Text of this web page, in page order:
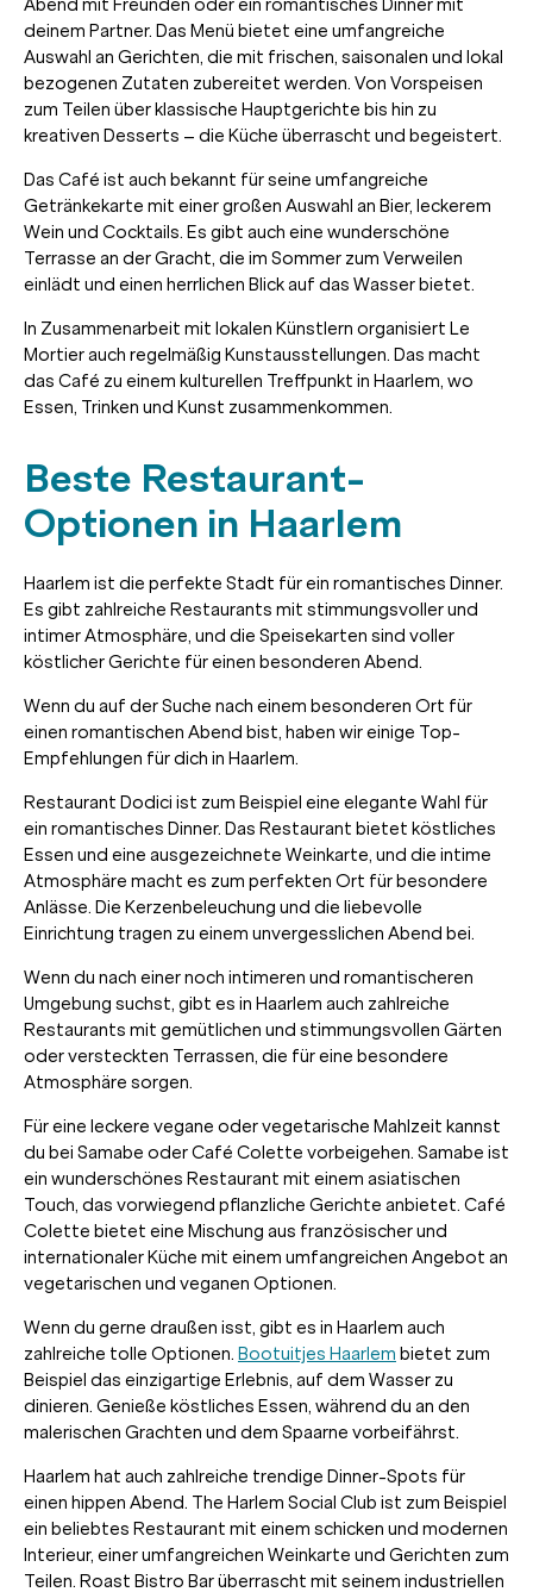
deinem Partner. Das Menü bietet eine umfangreiche
Auswahl an Gerichten, die mit frischen, saisonalen und lokal
bezogenen Zutaten zubereitet werden. Von Vorspeisen
zum Teilen über klassische Hauptgerichte bis hin zu
kreativen Desserts – die Küche überrascht und begeistert.
Das Café ist auch bekannt für seine umfangreiche
Getränkekarte mit einer großen Auswahl an Bier, leckerem
Wein und Cocktails. Es gibt auch eine wunderschöne
Terrasse an der Gracht, die im Sommer zum Verweilen
einlädt und einen herrlichen Blick auf das Wasser bietet.
In Zusammenarbeit mit lokalen Künstlern organisiert Le
Mortier auch regelmäßig Kunstausstellungen. Das macht
das Café zu einem kulturellen Treffpunkt in Haarlem, wo
Essen, Trinken und Kunst zusammenkommen.
Beste Restaurant-
Optionen in Haarlem
Haarlem ist die perfekte Stadt für ein romantisches Dinner.
Es gibt zahlreiche Restaurants mit stimmungsvoller und
intimer Atmosphäre, und die Speisekarten sind voller
köstlicher Gerichte für einen besonderen Abend.
Wenn du auf der Suche nach einem besonderen Ort für
einen romantischen Abend bist, haben wir einige Top-
Empfehlungen für dich in Haarlem.
Restaurant Dodici ist zum Beispiel eine elegante Wahl für
ein romantisches Dinner. Das Restaurant bietet köstliches
Essen und eine ausgezeichnete Weinkarte, und die intime
Atmosphäre macht es zum perfekten Ort für besondere
Anlässe. Die Kerzenbeleuchung und die liebevolle
Einrichtung tragen zu einem unvergesslichen Abend bei.
Wenn du nach einer noch intimeren und romantischeren
Umgebung suchst, gibt es in Haarlem auch zahlreiche
Restaurants mit gemütlichen und stimmungsvollen Gärten
oder versteckten Terrassen, die für eine besondere
Atmosphäre sorgen.
Für eine leckere vegane oder vegetarische Mahlzeit kannst
du bei Samabe oder Café Colette vorbeigehen. Samabe ist
ein wunderschönes Restaurant mit einem asiatischen
Touch, das vorwiegend pflanzliche Gerichte anbietet. Café
Colette bietet eine Mischung aus französischer und
internationaler Küche mit einem umfangreichen Angebot an
vegetarischen und veganen Optionen.
Wenn du gerne draußen isst, gibt es in Haarlem auch
zahlreiche tolle Optionen. Bootuitjes Haarlem bietet zum
Beispiel das einzigartige Erlebnis, auf dem Wasser zu
dinieren. Genieße köstliches Essen, während du an den
malerischen Grachten und dem Spaarne vorbeifährst.
Haarlem hat auch zahlreiche trendige Dinner-Spots für
einen hippen Abend. The Harlem Social Club ist zum Beispiel
ein beliebtes Restaurant mit einem schicken und modernen
Interieur, einer umfangreichen Weinkarte und Gerichten zum
Teilen. Roast Bistro Bar überrascht mit seinem industriellen